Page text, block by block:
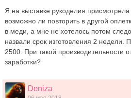
Я на выставке рукоделия присмотрела
возможно ли повторить в другой
в меди, а мне не хотелось потом
назвали срок изготовления 2 недели.
2500. При такой производительности
заработки?
Deniza